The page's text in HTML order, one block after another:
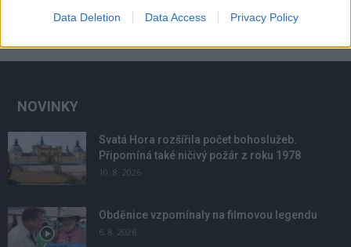
Data Deletion Data Access Privacy Policy
NOVINKY
Svatá Hora rozšířila počet bohoslužeb.
Připomíná také ničivý požár z roku 1978
10. 8. 2026
Obděnice vzpomínaly na filmovou legendu
6. 8. 2026